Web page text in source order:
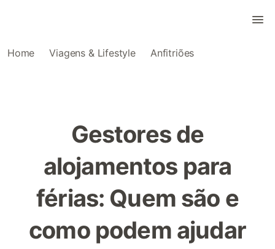
Home Viagens & Lifestyle Anfitriões
Gestores de
alojamentos para
férias: Quem são e
como podem ajudar